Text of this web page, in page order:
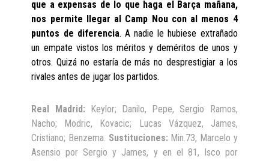
que a expensas de lo que haga el Barça mañana,
nos permite llegar al Camp Nou con al menos 4
puntos de diferencia. A nadie le hubiese extrañado
un empate vistos los méritos y deméritos de unos y
otros. Quizá no estaría de más no desprestigiar a los
rivales antes de jugar los partidos.
Real Madrid: Keylor; Danilo, Pepe, Sergio Ramos,
Nacho; Modric, Kovacic; Lucas Vázquez, James,
Cristiano; Benzema. Sustituciones: Min.73, Marcelo y
Asensio por Sergio y James, y en el 81, Isco por